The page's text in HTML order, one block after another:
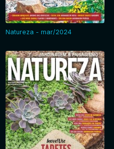
Natureza - mar/2024